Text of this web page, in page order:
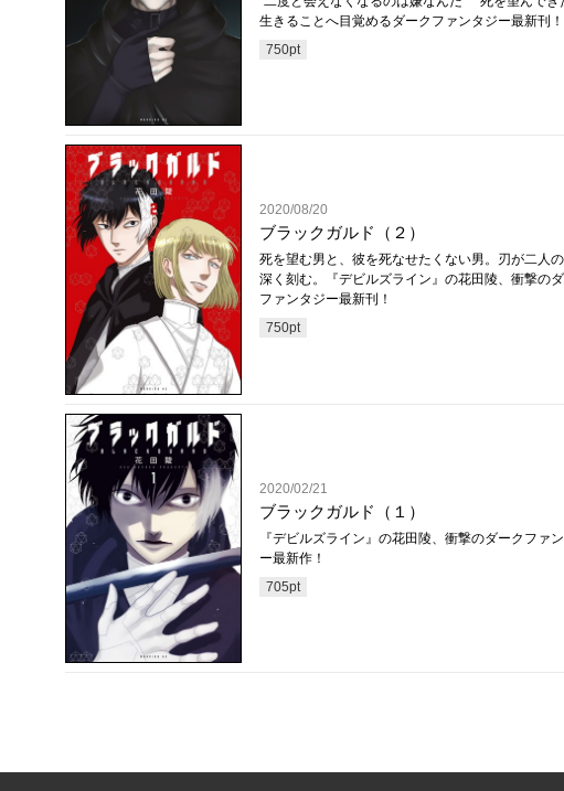
生きることへ目覚めるダークファンタジー最新刊！
750pt
2020/08/20
ブラックガルド（２）
死を望む男と、彼を死なせたくない男。刃が二人
深く刻む。『デビルズライン』の花田陵、衝撃の
ファンタジー最新刊！
750pt
2020/02/21
ブラックガルド（１）
『デビルズライン』の花田陵、衝撃のダークファ
ー最新作！
705pt